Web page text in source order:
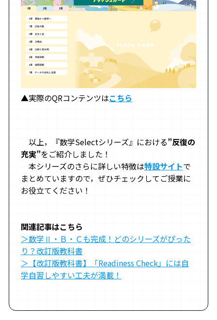
▲実際のQRコンテンツはこちら
以上，『数学Selectシリーズ』における”反復の
充実”をご紹介しました！
本シリーズのさらに詳しい特徴は特設サイトで
まとめていますので，ぜひチェックしてご授業に
お役立てください！
関連記事はこちら
＞数学Ⅱ・Ｂ・Ｃも完成！どのシリーズがぴった
り？改訂版教科書
＞【改訂版教科書】「Readiness Check」には自
学自習しやすい工夫が満載！